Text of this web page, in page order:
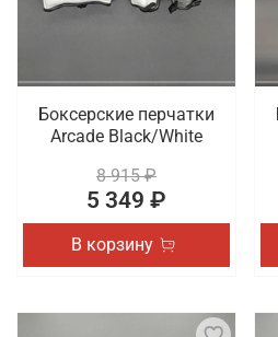
Боксерские перчатки
Arcade Black/White
8 915 ₽
5 349 ₽
В корзину